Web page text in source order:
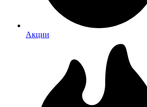
Акции